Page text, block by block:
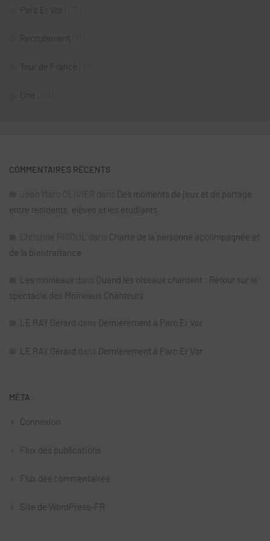
Parc Er Vor
Recrutement
Tour de France
Une
COMMENTAIRES RÉCENTS
Jean Marc OLIVIER dans Des moments de jeux et de partage
entre résidents, élèves et les étudiants
Christine PRIOUL dans Charte de la personne accompagnée et
de la bientraitance
Les moineaux dans Quand les oiseaux chantent : Retour sur le
spectacle des Moineaux Chanteurs
LE RAY Gérard dans Dernièrement à Parc Er Vor
LE RAY Gérard dans Dernièrement à Parc Er Vor
MÉTA
Connexion
Flux des publications
Flux des commentaires
Site de WordPress-FR